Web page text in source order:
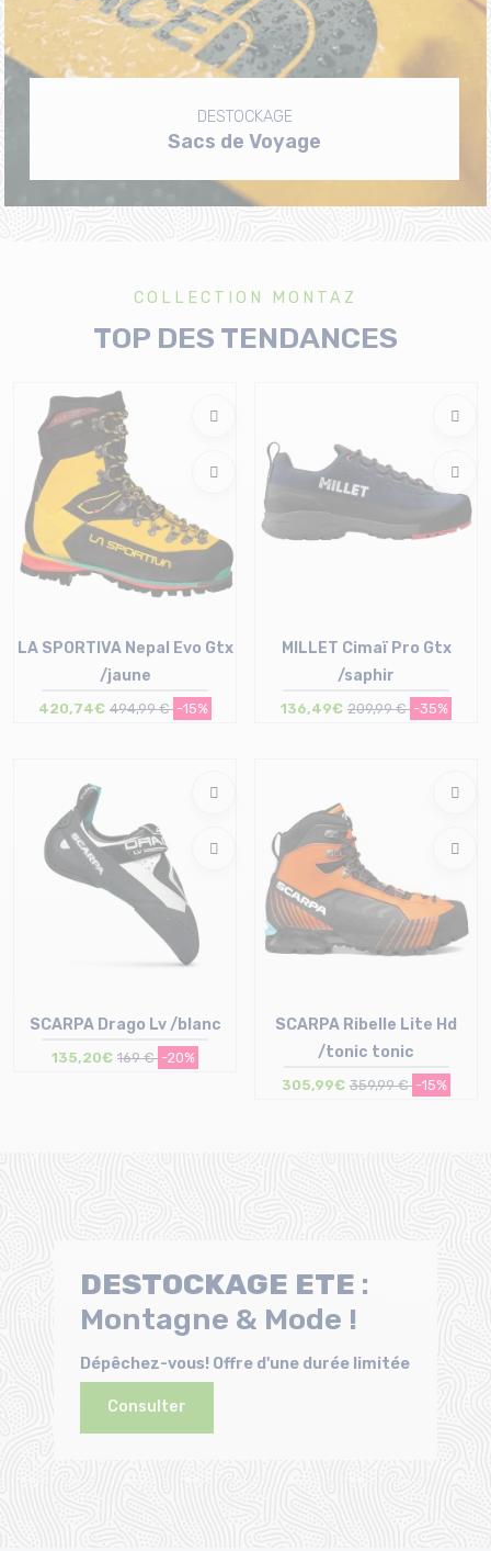
DESTOCKAGE
Sacs de Voyage
COLLECTION MONTAZ
TOP DES TENDANCES
LA SPORTIVA Nepal Evo Gtx
/jaune
420,74€ 494,99 € -15%
Taille en stock
MILLET Cimaï Pro Gtx
/saphir
136,49€ 209,99 € -35%
SCARPA Drago Lv /blanc
135,20€ 169 € -20%
SCARPA Ribelle Lite Hd
/tonic tonic
305,99€ 359,99 € -15%
DESTOCKAGE ETE :
Montagne & Mode !
Dépêchez-vous! Offre d'une durée limitée
Consulter